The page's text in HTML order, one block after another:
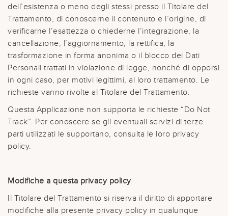
dell’esistenza o meno degli stessi presso il Titolare del
Trattamento, di conoscerne il contenuto e l’origine, di
verificarne l’esattezza o chiederne l’integrazione, la
cancellazione, l’aggiornamento, la rettifica, la
trasformazione in forma anonima o il blocco dei Dati
Personali trattati in violazione di legge, nonché di opporsi
in ogni caso, per motivi legittimi, al loro trattamento. Le
richieste vanno rivolte al Titolare del Trattamento.
Questa Applicazione non supporta le richieste “Do Not
Track”. Per conoscere se gli eventuali servizi di terze
parti utilizzati le supportano, consulta le loro privacy
policy.
Modifiche a questa privacy policy
Il Titolare del Trattamento si riserva il diritto di apportare
modifiche alla presente privacy policy in qualunque